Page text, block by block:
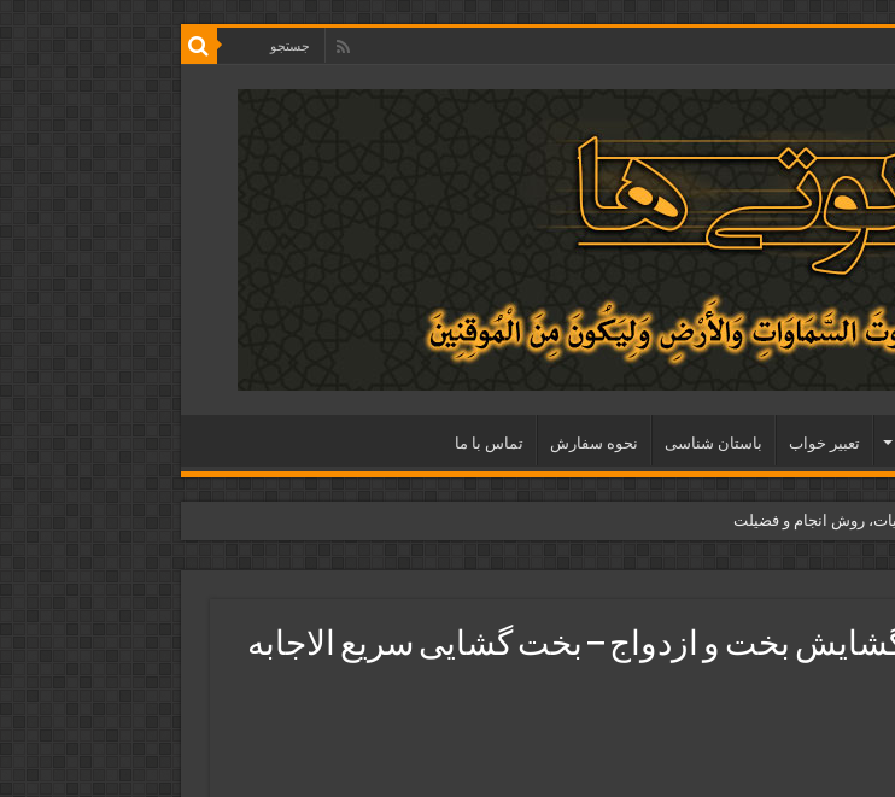
تعبیر خواب باستان شناسی نحوه سفارش تماس با ما
روش انجام و فضیلت
حاجت
شدن حاجت
بخت و ازدواج – بخت گشایی سریع الاجابه